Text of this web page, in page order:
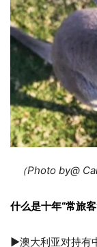
（Photo by@
什么是十年“常旅客
►澳大利亚对持有